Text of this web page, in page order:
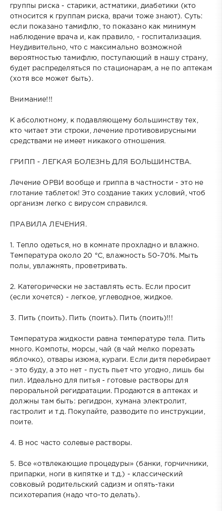
группы риска - старики, астматики, диабетики (кто
относится к группам риска, врачи тоже знают). Суть:
если показано тамифлю, то показано как минимум
наблюдение врача и, как правило, - госпитализация.
Неудивительно, что с максимально возможной
вероятностью тамифлю, поступающий в нашу страну,
будет распределяться по стационарам, а не по аптекам
(хотя все может быть).
Внимание!!!
К абсолютному, к подавляющему большинству тех,
кто читает эти строки, лечение противовирусными
средствами не имеет никакого отношения.
ГРИПП - ЛЕГКАЯ БОЛЕЗНЬ ДЛЯ БОЛЬШИНСТВА.
Лечение ОРВИ вообще и гриппа в частности - это не
глотание таблеток! Это создание таких условий, чтоб
организм легко с вирусом справился.
ПРАВИЛА ЛЕЧЕНИЯ.
1. Тепло одеться, но в комнате прохладно и влажно.
Температура около 20 °С, влажность 50-70%. Мыть
полы, увлажнять, проветривать.
2. Категорически не заставлять есть. Если просит
(если хочется) - легкое, углеводное, жидкое.
3. Пить (поить). Пить (поить). Пить (поить)!!!
Температура жидкости равна температуре тела. Пить
много. Компоты, морсы, чай (в чай мелко порезать
яблочко), отвары изюма, кураги. Если дитя перебирает
- это буду, а это нет - пусть пьет что угодно, лишь бы
пил. Идеально для питья - готовые растворы для
пероральной регидратации. Продаются в аптеках и
должны там быть: регидрон, хумана электролит,
гастролит и т.д. Покупайте, разводите по инструкции,
поите.
4. В нос часто солевые растворы.
5. Все «отвлекающие процедуры» (банки, горчичники,
припарки, ноги в кипятке и т.д.) - классический
совковый родительский садизм и опять-таки
психотерапия (надо что-то делать).